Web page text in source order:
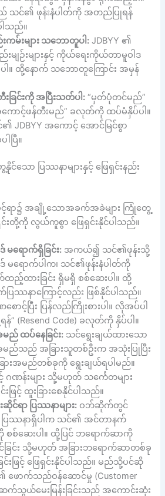
င်၏ ဖုန်းနံပါတ်ကို အတည်ပြုရန်
သည်။
ကမ်းများ သဘောတူပါ: JDBYY ၏
းမျဉ်းများနှင့် ကိုယ်ရေးကိုယ်တာမူဝါဒ
ါ။ ထို့နောက် သဘောတူကြောင်း အမှန်
ခြင်းကို အပြီးသတ်ပါ: “မှတ်ပုံတင်မည်”
ာင့်ဖန်တီးမည်” ခလုတ်ကို ထပ်မံနှိပ်ပါ။
JDBYY အကောင့် အောင်မြင်စွာ
ါပြီ။
ော ပြဿနာများနှင့် ဖြေရှင်းနည်း
င့်ရာ၌ အချို့သောအခက်အခဲများ ကြုံတွေ့
းတို့ကို လွယ်ကူစွာ ဖြေရှင်းနိုင်ပါသည်။
ရောက်ရှိခြင်း: အကယ်၍ သင်၏ဖုန်းသို့
ရောက်ပါက၊ သင်၏ဖုန်းနံပါတ်ကို
ည့်ထားခြင်း ရှိမရှိ စစ်ဆေးပါ။ ထို့
ပြဿနာကြောင့်လည်း ဖြစ်နိုင်ပါသည်။
ောင့်ပြီး ပြန်လည်ကြိုးစားပါ။ လိုအပ်ပါ
န်” (Resend Code) ခလုတ်ကို နှိပ်ပါ။
ထပ်နေခြင်း: သင်ရွေးချယ်ထားသော
ည်သည် အခြားသူတစ်ဦးက အသုံးပြုပြီး
ြားအမည်တစ်ခုကို ရွေးချယ်ရပါမည်။
ဂဏန်းများ သို့မဟုတ် သင်္ကေတများ
းဖြင့် ထူးခြားစေနိုင်ပါသည်။
င်ရာ ပြဿနာများ: ဝဘ်ဆိုက်တွင်
ြဿနာရှိပါက သင်၏ အင်တာနက်
စ်ဆေးပါ။ ထို့ပြင် ဘရောက်ဆာကို
ခြင်း သို့မဟုတ် အခြားဘရောက်ဆာတစ်ခု
းဖြင့် ဖြေရှင်းနိုင်ပါသည်။ မည်သို့ပင်ဆို
၏ ဖောက်သည်ဝန်ဆောင်မှု (Customer
က်သွယ်မေးမြန်းခြင်းသည် အကောင်းဆုံး